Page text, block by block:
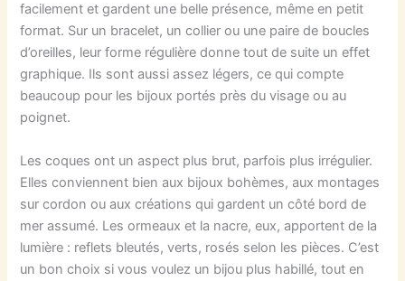
facilement et gardent une belle présence, même en petit
format. Sur un bracelet, un collier ou une paire de boucles
d’oreilles, leur forme régulière donne tout de suite un effet
graphique. Ils sont aussi assez légers, ce qui compte
beaucoup pour les bijoux portés près du visage ou au
poignet.
Les coques ont un aspect plus brut, parfois plus irrégulier.
Elles conviennent bien aux bijoux bohèmes, aux montages
sur cordon ou aux créations qui gardent un côté bord de
mer assumé. Les ormeaux et la nacre, eux, apportent de la
lumière : reflets bleutés, verts, rosés selon les pièces. C’est
un bon choix si vous voulez un bijou plus habillé, tout en